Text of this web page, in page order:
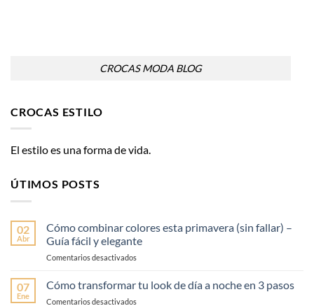
CROCAS MODA BLOG
CROCAS ESTILO
El estilo es una forma de vida.
ÚTIMOS POSTS
02
Abr
Cómo combinar colores esta primavera (sin fallar) –
Guía fácil y elegante
Comentarios desactivadosen
combinar
colores
esta
07
Ene
Cómo transformar tu look de día a noche en 3 pasos
Comentarios desactivadosen